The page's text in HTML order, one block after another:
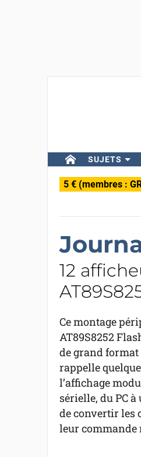
SUJETS
5 € (membres :
12
Ce montage
AT89S8252
de grand format
rappelle
l’affichage
sérielle, du PC
de convertir les
leur commande